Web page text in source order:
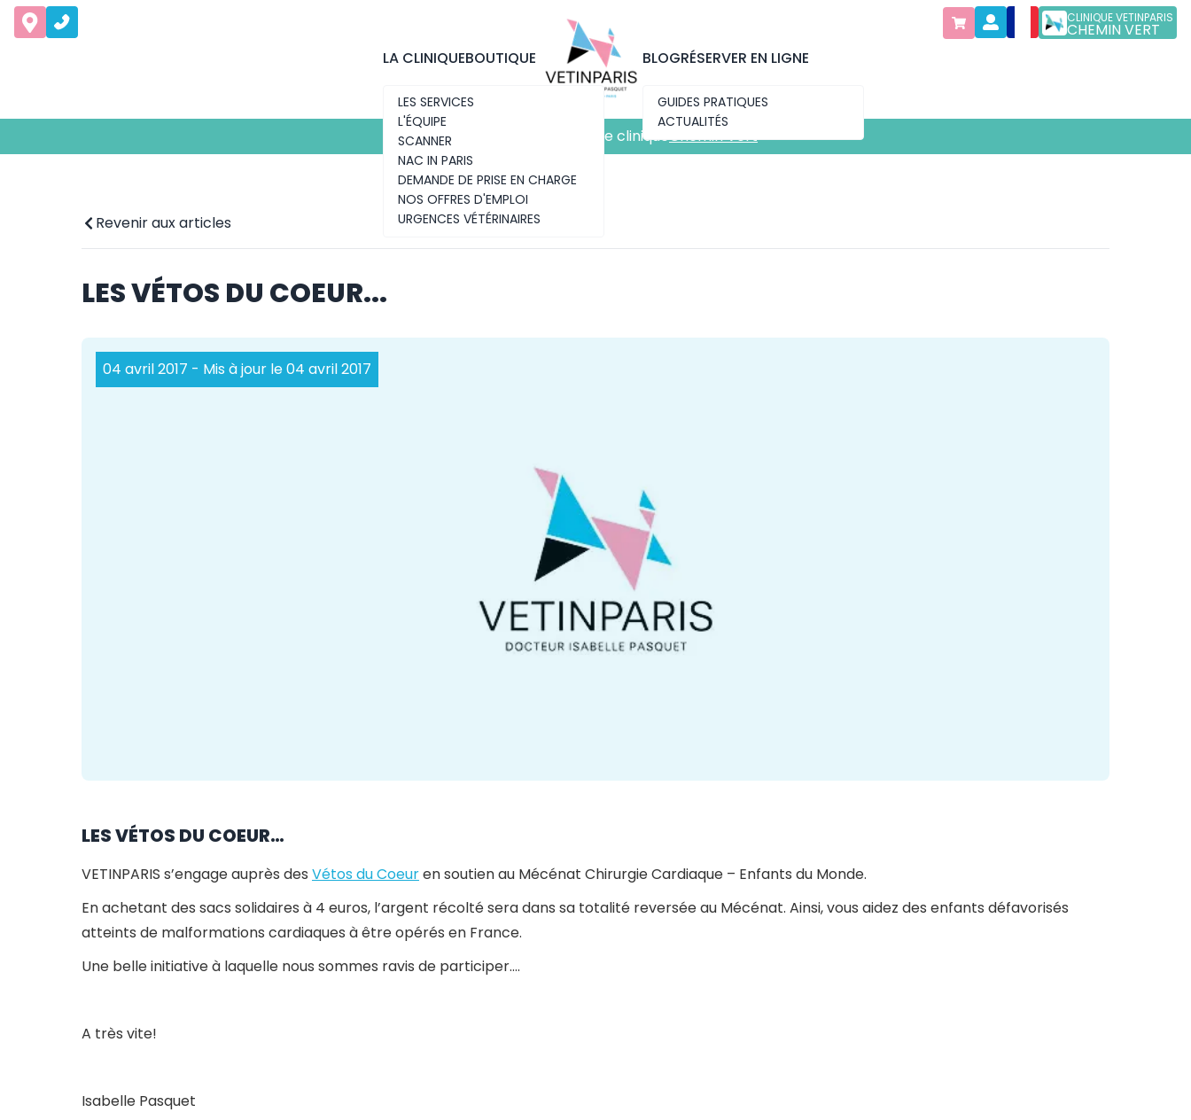
CLINIQUE VETINPARIS
CHEMIN VERT
LA CLINIQUE
LES SERVICES
L'ÉQUIPE
SCANNER
NAC IN PARIS
DEMANDE DE PRISE EN CHARGE
NOS OFFRES D'EMPLOI
URGENCES VÉTÉRINAIRES
BOUTIQUE BLOG
GUIDES PRATIQUES
ACTUALITÉS
RÉSERVER EN LIGNE
Découvrez notre nouvelle cliniqueChemin Vert
Découvrez notre nouvelle clinique
Revenir aux articles
LES VÉTOS DU COEUR...
04 avril 2017 - Mis à jour le 04 avril 2017
LES VÉTOS DU COEUR…
VETINPARIS s’engage auprès des Vétos du Coeuren soutien au Mécénat Chirurgie Cardiaque – Enfants du Monde.
En achetant des sacs solidaires à 4 euros, l’argent récolté sera dans sa totalité reversée au Mécénat. Ainsi, vous aidez des enfants défavorisés
atteints de malformations cardiaques à être opérés en France.
Une belle initiative à laquelle nous sommes ravis de participer….
A très vite!
Isabelle Pasquet